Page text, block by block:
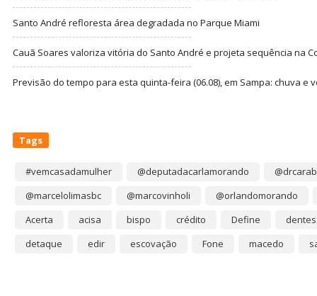
Santo André refloresta área degradada no Parque Miami
Cauã Soares valoriza vitória do Santo André e projeta sequência na
Previsão do tempo para esta quinta-feira (06.08), em Sampa: chuva e
Tags
#vemcasadamulher @deputadacarlamorando
@marcelolimasbc
@marcovinholi
@orlandomorando
Acerta
acisa bispo crédito Define
dentes
detaque
edir escovação Fone macedo